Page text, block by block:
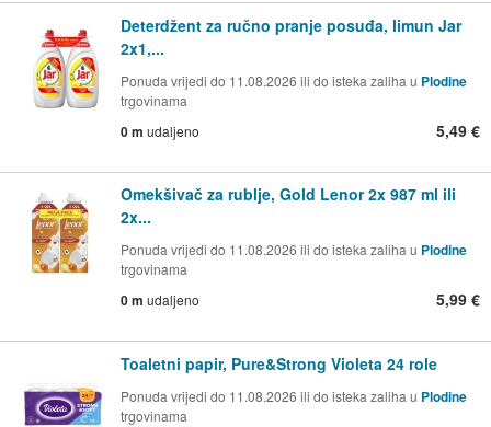
Deterdžent za ručno pranje posuđa, limun Jar
2x1,...
Ponuda vrijedi do 11.08.2026 ili do isteka zaliha u Plodine
trgovinama
0 m udaljeno 5,49 €
Omekšivač za rublje, Gold Lenor 2x 987 ml ili
2x...
Ponuda vrijedi do 11.08.2026 ili do isteka zaliha u Plodine
trgovinama
0 m udaljeno 5,99 €
Toaletni papir, Pure&Strong Violeta 24 role
Ponuda vrijedi do 11.08.2026 ili do isteka zaliha u Plodine
trgovinama